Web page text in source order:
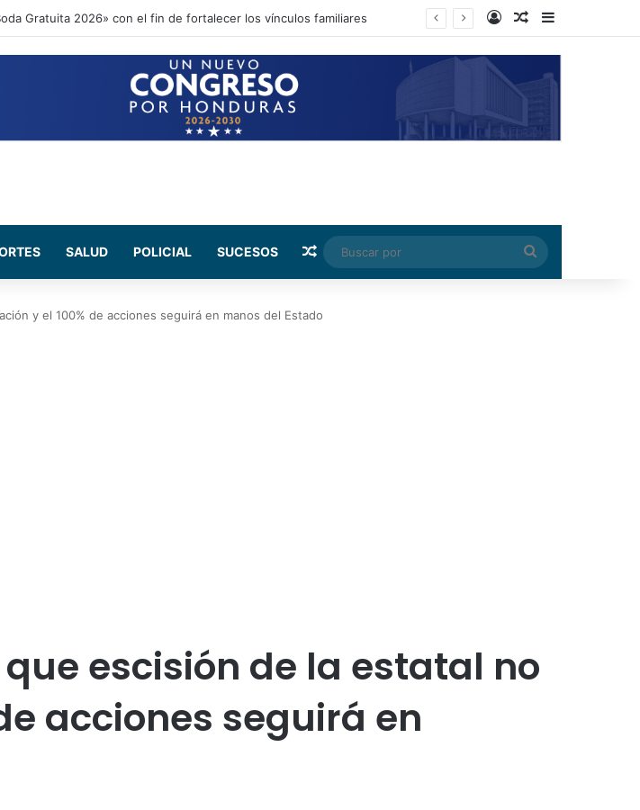
humanitaria de Copeco en Alianza Log InRandom Article
Sidebar
SALUD POLICIAL SUCESOS Random Article
Buscar
por
y el 100% de acciones seguirá en manos del Estado
que escisión de la estatal no
acciones seguirá en